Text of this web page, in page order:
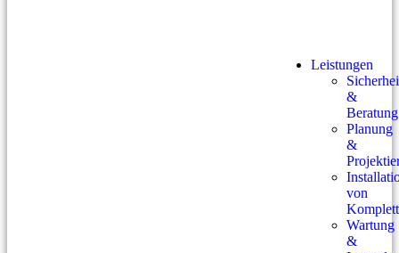
Leistungen
&
Beratung
Planung
&
von
Wartung
&